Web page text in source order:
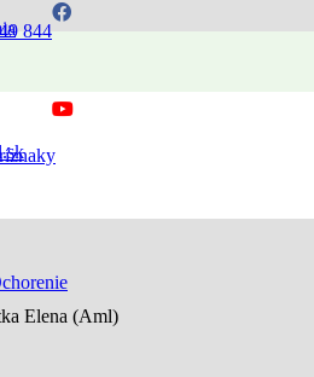
844
Elena (Aml)